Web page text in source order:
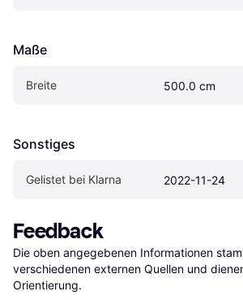
Maße
Breite 500.0 cm
Sonstiges
Gelistet bei Klarna 2022-11-24
Feedback
Die oben angegebenen Informationen
verschiedenen externen Quellen und
Orientierung.